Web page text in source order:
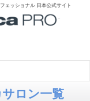
ェッショナル 日本公式サイト
ロン一覧